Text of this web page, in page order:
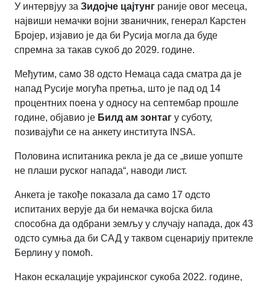
У интервјуу за Зидојче цајтунг раније овог месеца,
највиши немачки војни званичник, генерал Карстен
Бројер, изјавио је да би Русија могла да буде
спремна за такав сукоб до 2029. године.
Међутим, само 38 одсто Немаца сада сматра да је
напад Русије могућа претња, што је пад од 14
процентних поена у односу на септембар прошле
године, објавио је Билд ам зонтаг у суботу,
позивајући се на анкету института INSA.
Половина испитаника рекла је да се „више уопште
не плаши руског напада“, наводи лист.
Анкета је такође показала да само 17 одсто
испитаних верује да би немачка војска била
способна да одбрани земљу у случају напада, док 43
одсто сумња да би САД у таквом сценарију притекле
Берлину у помоћ.
Након ескалације украјинског сукоба 2022. године,